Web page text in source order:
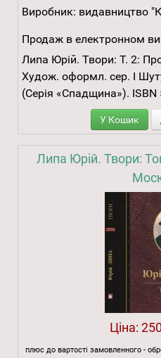
Виробник: видавництво
Продаж в електронном
Липа Юрій. Твори: Т. 2:
Худож. оформл. сер. І
(Серія «Спадщина»). ISBN
У Кошик
Липа Юрій. Твори:
Ціна:
плюс до вартості замовленного -